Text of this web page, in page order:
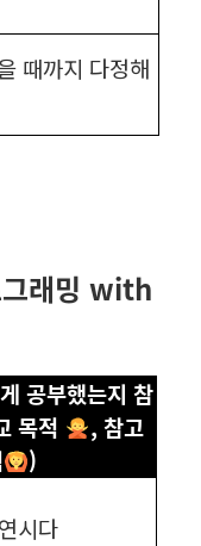
때까지 다정해
그래밍 with
공부했는지 참
목적
, 참고
)
시다